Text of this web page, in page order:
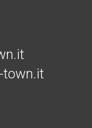
town.it